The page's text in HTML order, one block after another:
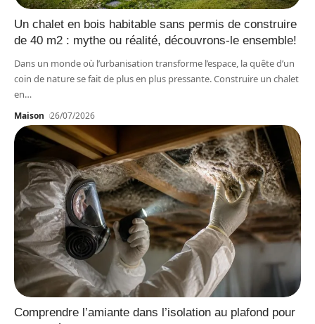
Un chalet en bois habitable sans permis de construire
de 40 m2 : mythe ou réalité, découvrons-le ensemble!
Dans un monde où l’urbanisation transforme l’espace, la quête d’un
coin de nature se fait de plus en plus pressante. Construire un chalet
en…
Maison 26/07/2026
Comprendre l’amiante dans l’isolation au plafond pour